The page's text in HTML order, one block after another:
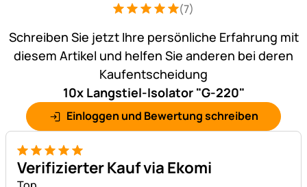
Bewertung: 5 von 5 (7 Bewertungen)
7 Bewertungen(7)
Schreiben Sie jetzt Ihre persönliche Erfahrung mit
diesem Artikel und helfen Sie anderen bei deren
Kaufentscheidung
10x Langstiel-Isolator "G-220"
Einloggen und Bewertung schreiben
5 von 5
Verifizierter Kauf via Ekomi